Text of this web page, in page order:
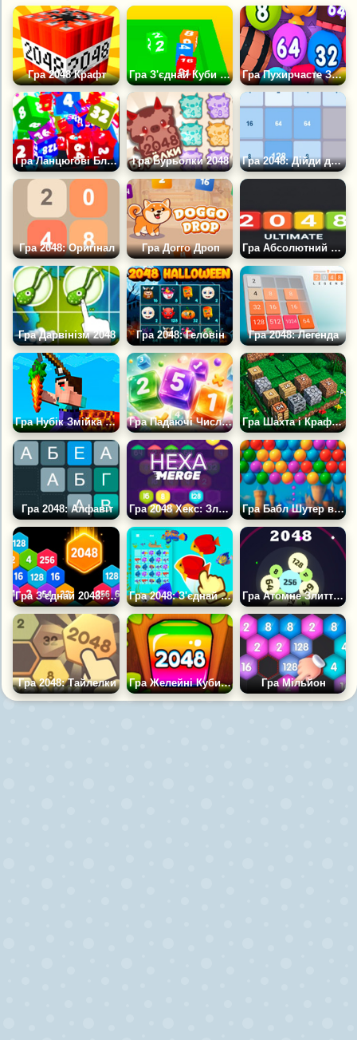
Гра 2048 Крафт Гра З'єднай Куби 2048+ Гра Пухирчасте Злиття 2048
Гра Ланцюгові Блоки 2048 Гра Бурьолки 2048 Гра 2048: Дійди до 2048
Гра 2048: Оригінал Гра Догго Дроп Гра Абсолютний 2048
Гра Дарвінізм 2048 Гра 2048: Геловін Гра 2048: Легенда
Гра Нубік Змійка 2048 Гра Падаючі Числа 2048 Гра Шахта і Крафт 2048
Гра 2048: Алфавіт Гра 2048 Хекс: Злиття блоків Гра Бабл Шутер в 2048
Гра З'єднай 2048: Сотні Гра 2048: З'єднай рибу Гра Атомне Злиття 2048
Гра 2048: Тайлелки Гра Желейні Кубики 2048 Гра Мільйон